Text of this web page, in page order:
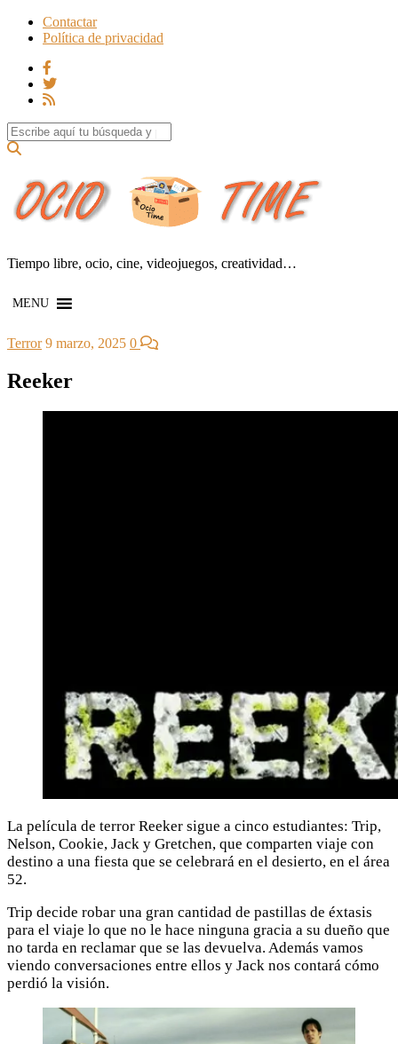
Contactar
Política de privacidad
Search for:
Tiempo libre, ocio, cine, videojuegos, creatividad…
MENU
Terror 9 marzo, 2025 0
Reeker
La película de terror Reeker sigue a cinco estudiantes: Trip,
Nelson, Cookie, Jack y Gretchen, que comparten viaje con
destino a una fiesta que se celebrará en el desierto, en el área
52.
Trip decide robar una gran cantidad de pastillas de éxtasis
para el viaje lo que no le hace ninguna gracia a su dueño que
no tarda en reclamar que se las devuelva. Además vamos
viendo conversaciones entre ellos y Jack nos contará cómo
perdió la visión.